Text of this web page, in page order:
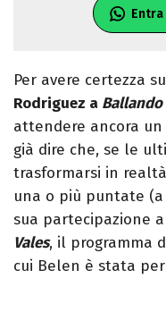
Entra
Per avere certezza
Rodriguez a
attendere ancora un
già dire che, se le
trasformarsi in
una o più puntate
sua partecipazione
Vales, il programma
cui Belen è stata